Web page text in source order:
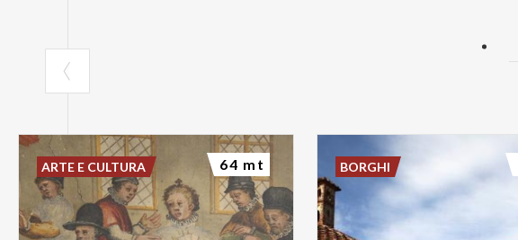
ARTE E CULTURA 64 mt BORGHI